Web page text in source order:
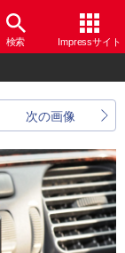
検索 Impressサイト
次の画像